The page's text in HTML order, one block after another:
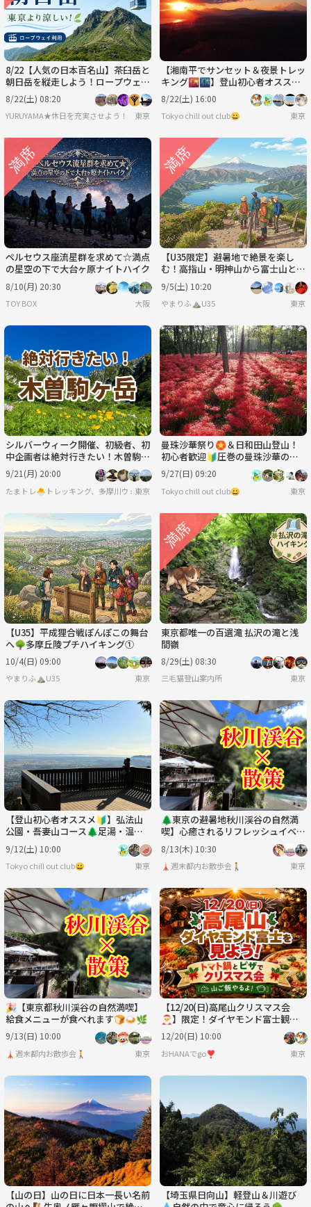
8/22【人気の日本百名山】茶臼岳と
朝日岳を縦走しよう！ロープウェイ
利用です！
8/22(土) 08:20
YURUYAMA★休日を充実させよう！（グループ登山サークル）
東京
【湘南平でサンセット＆夜景トレッ
キング🌇🌃】登山初心者オススメ
🔰主催イチオシ✨️
8/22(土) 16:00
Tokyo chill out club😀 東京
ペルセウス座流星群を求めて☆満点
の星空の下で大台ヶ原ナイトハイク
8/10(月) 20:30
TOY BOX 大阪
【U35限定】避暑地で絶景を楽し
む！高指山・明神山から富士山と山
中湖を眺めよう！
9/5(土) 10:20
やまりふ⛰️U35 東京
シルバーウィーク開催、初級者、初
中企画者は絶対行きたい！木曽駒ヶ
岳☘️
9/21(月) 20:00
たまトレ🐣トレッキング、多摩川ウォーキング、ゆるラン）
東京
曼珠沙華祭り🏵️＆日和田山登山！
初心者歓迎🔰圧巻の曼珠沙華の美
しさと人気の低山縦走体験🪷
9/27(日) 09:20
Tokyo chill out club😀 東京
【U35】平成狸合戦ぽんぽこの舞台
へ🌳多摩丘陵プチハイキング①
10/4(日) 09:00
やまりふ⛰️U35 東京
東京都唯一の百選滝 払沢の滝と浅
間嶺
8/29(土) 08:30
三毛猫登山案内所 東京
【登山初心者オススメ🔰】弘法山
公園・吾妻山コース🌲足湯・温泉
付き＆調布花火大会🎇マシマシ企
画！！
9/12(土) 10:00
Tokyo chill out club😀 東京
🌲東京の避暑地秋川渓谷の自然満
喫】心癒されるリフレッシュイベン
ト🌿
8/13(木) 10:30
🗼週末都内お散歩会🚶 東京
🎉【東京都秋川渓谷の自然満喫】
給食メニューが食べれます🍞🍛🌿
9/13(日) 10:00
🗼週末都内お散歩会🚶 東京
【12/20(日)高尾山クリスマス会
🎅】限定！ダイヤモンド富士観賞
＆トマト鍋とピザで山ご飯交流会
🍕
12/20(日) 10:00
おHANAでgo❣️ 東京
【山の日】山の日に日本一長い名前
【埼玉県日向山】軽登山＆川遊び